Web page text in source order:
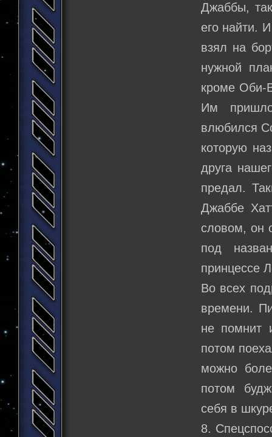
Джаббы,
его найти.
взял на
нужной
кроме Оби-
Им
влюбился
которую
друга
предал.
Джаббе
словом, он
под
принцессе
Во всех
времени.
не помнит
потом
можно
потом
себя в
8.